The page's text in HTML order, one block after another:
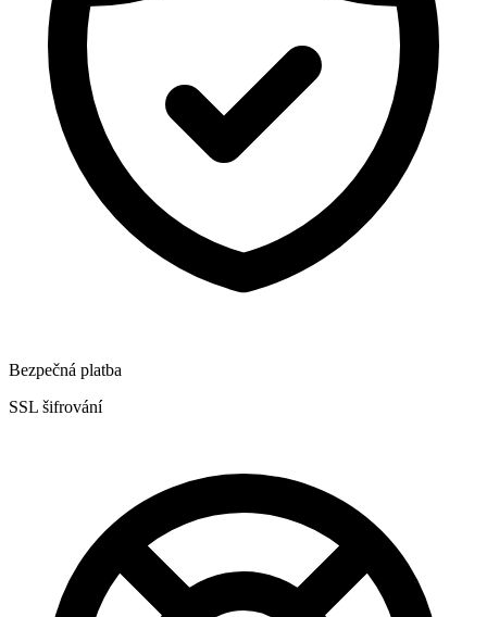
Bezpečná platba
SSL šifrování